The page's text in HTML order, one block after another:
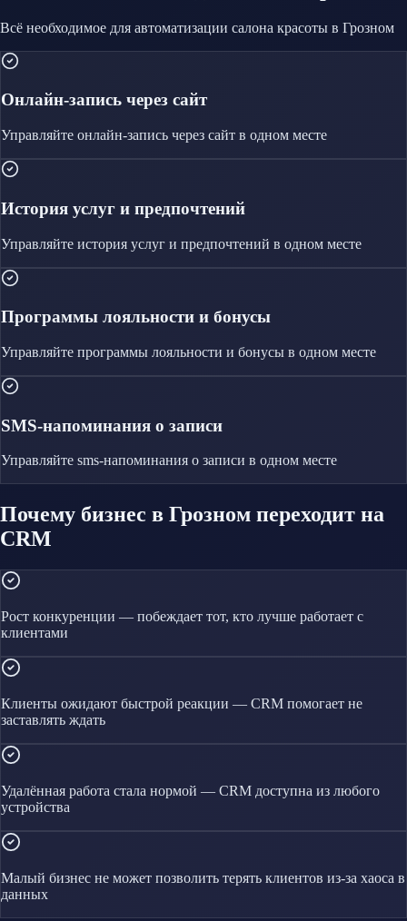
Всё необходимое для автоматизации салона красоты в Грозном
Онлайн-запись через сайт
Управляйте онлайн-запись через сайт в одном месте
История услуг и предпочтений
Управляйте история услуг и предпочтений в одном месте
Программы лояльности и бонусы
Управляйте программы лояльности и бонусы в одном месте
SMS-напоминания о записи
Управляйте sms-напоминания о записи в одном месте
Почему бизнес в Грозном переходит на
CRM
Рост конкуренции — побеждает тот, кто лучше работает с
клиентами
Клиенты ожидают быстрой реакции — CRM помогает не
заставлять ждать
Удалённая работа стала нормой — CRM доступна из любого
устройства
Малый бизнес не может позволить терять клиентов из-за хаоса в
данных